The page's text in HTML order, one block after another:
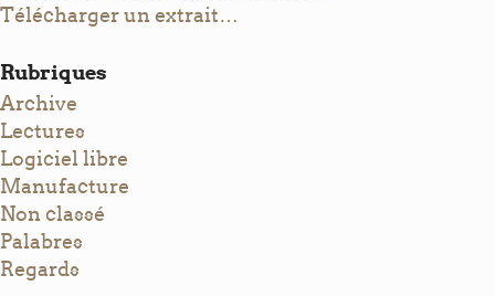
Télécharger un extrait…
Rubriques
Archive
Lectures
Logiciel libre
Manufacture
Non classé
Palabres
Regards